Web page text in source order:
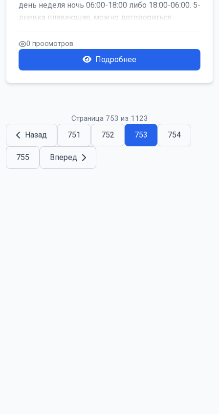
день неделя ночь 06:00-18:00 либо 18:00-06:00. 5-
дневка плавающая, можно договориться
работать б...
0 просмотров
Подробнее
Страница 753 из 1123
Назад 751 752 753 754
755 Вперед